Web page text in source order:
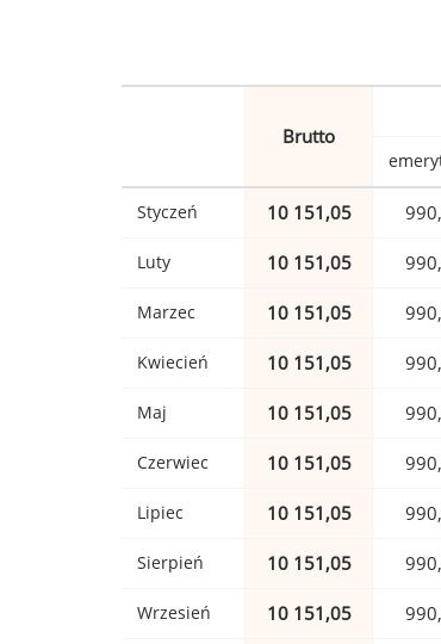
Brutto
Styczeń 10 151,05
Luty 10 151,05
Marzec 10 151,05
Kwiecień 10 151,05
Maj 10 151,05
Czerwiec 10 151,05
Lipiec 10 151,05
Sierpień 10 151,05
Wrzesień 10 151,05